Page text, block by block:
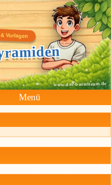
Vorlagen
www.das-bastelteam.de
Menü